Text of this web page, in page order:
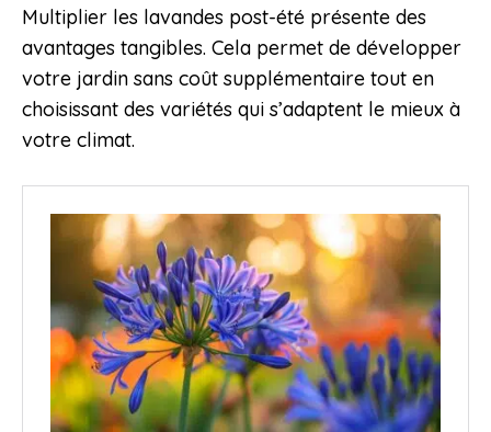
Multiplier les lavandes post-été présente des
avantages tangibles. Cela permet de développer
votre jardin sans coût supplémentaire tout en
choisissant des variétés qui s’adaptent le mieux à
votre climat.